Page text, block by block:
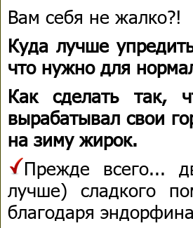
Вам себя не жалко?!
Куда лучше
что нужно для
Как сделать так,
вырабатывал свои
на зиму жирок.
Прежде всего...
лучше) сладкого
благодаря